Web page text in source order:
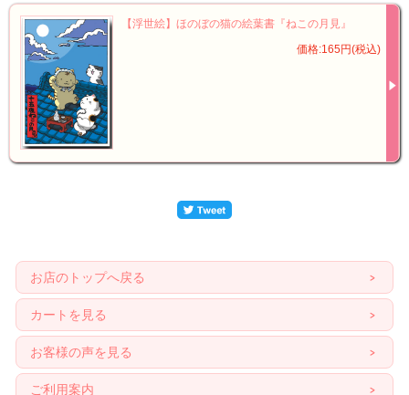
【浮世絵】ほのぼの猫の絵葉書『ねこの月見』
価格:165円(税込)
お店のトップへ戻る
カートを見る
お客様の声を見る
ご利用案内